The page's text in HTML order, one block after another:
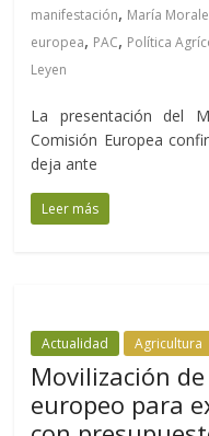
manifestación, María
europea, PAC, Política
Leyen
La presentación del
Comisión Europea
deja ante
Leer más
Actualidad Agricultura
Movilización
europeo para